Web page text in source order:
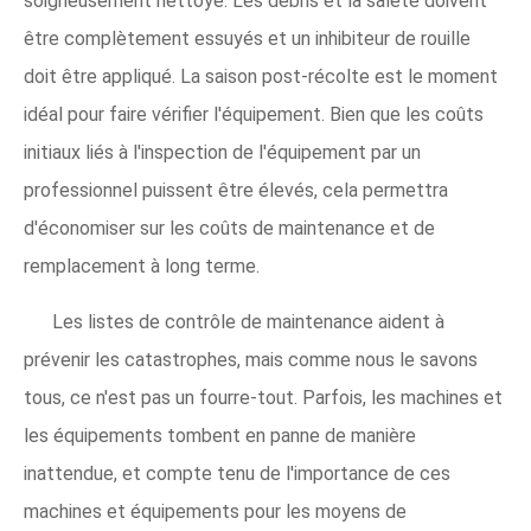
être complètement essuyés et un inhibiteur de rouille
doit être appliqué. La saison post-récolte est le moment
idéal pour faire vérifier l'équipement. Bien que les coûts
initiaux liés à l'inspection de l'équipement par un
professionnel puissent être élevés, cela permettra
d'économiser sur les coûts de maintenance et de
remplacement à long terme.
Les listes de contrôle de maintenance aident à
prévenir les catastrophes, mais comme nous le savons
tous, ce n'est pas un fourre-tout. Parfois, les machines et
les équipements tombent en panne de manière
inattendue, et compte tenu de l'importance de ces
machines et équipements pour les moyens de